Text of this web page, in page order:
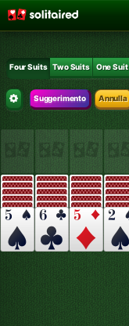
Four Suits Two Suits One Suit
Suggerimento Annulla